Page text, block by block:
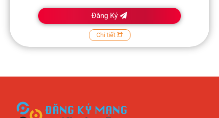
Đăng Ký
Chi tiết